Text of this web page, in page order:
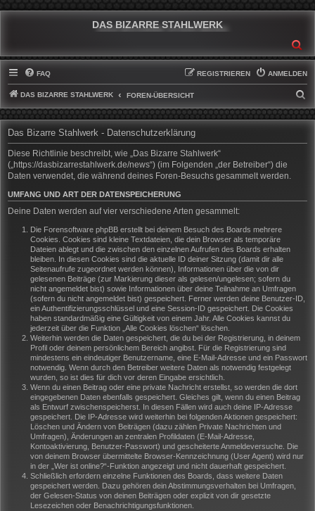
DAS BIZARRE STAHLWERK
FAQ ANMELDEN
REGISTRIEREN
DAS BIZARRE STAHLWERK FOREN-ÜBERSICHT
U
H
Das Bizarre Stahlwerk - Datenschutzerklärung
Diese Richtlinie beschreibt, wie „Das Bizarre Stahlwerk“
(„https://dasbizarrestahlwerk.de/news“) (im Folgenden „der Betreiber“) die
Daten verwendet, die während deines Foren-Besuchs gesammelt werden.
UMFANG UND ART DER DATENSPEICHERUNG
Deine Daten werden auf vier verschiedene Arten gesammelt:
Die Forensoftware phpBB erstellt bei deinem Besuch des Boards mehrere
Cookies. Cookies sind kleine Textdateien, die dein Browser als temporäre
Dateien ablegt und die zwischen den einzelnen Aufrufen des Boards erhalten
bleiben. In diesen Cookies sind die aktuelle ID deiner Sitzung (damit dir alle
Seitenaufrufe zugeordnet werden können), Informationen über die von dir
gelesenen Beiträge (zur Markierung dieser als gelesen/ungelesen; sofern du
nicht angemeldet bist) sowie Informationen über deine Teilnahme an Umfragen
(sofern du nicht angemeldet bist) gespeichert. Ferner werden deine Benutzer-ID,
ein Authentifizierungsschlüssel und eine Session-ID gespeichert. Die Cookies
haben standardmäßig eine Gültigkeit von einem Jahr. Alle Cookies kannst du
jederzeit über die Funktion „Alle Cookies löschen“ löschen.
Weiterhin werden die Daten gespeichert, die du bei der Registrierung, in deinem
Profil oder deinem persönlichem Bereich angibst. Für die Registrierung sind
mindestens ein eindeutiger Benutzername, eine E-Mail-Adresse und ein Passwort
notwendig. Wenn durch den Betreiber weitere Daten als notwendig festgelegt
wurden, so ist dies für dich vor deren Eingabe ersichtlich.
Wenn du einen Beitrag oder eine private Nachricht erstellst, so werden die dort
eingegebenen Daten ebenfalls gespeichert. Gleiches gilt, wenn du einen Beitrag
als Entwurf zwischenspeicherst. In diesen Fällen wird auch deine IP-Adresse
gespeichert. Die IP-Adresse wird weiterhin bei folgenden Aktionen gespeichert:
Löschen und Ändern von Beiträgen (dazu zählen Private Nachrichten und
Umfragen), Änderungen an zentralen Profildaten (E-Mail-Adresse,
Kontoaktivierung, Benutzer-Passwort) und gescheiterte Anmeldeversuche. Die
von deinem Browser übermittelte Browser-Kennzeichnung (User Agent) wird nur
in der „Wer ist online?“-Funktion angezeigt und nicht dauerhaft gespeichert.
Schließlich erfordern einzelne Funktionen des Boards, dass weitere Daten
gespeichert werden. Dazu gehören dein Abstimmungsverhalten bei Umfragen,
der Gelesen-Status von deinen Beiträgen oder explizit von dir gesetzte
Lesezeichen oder Benachrichtigungsfunktionen.